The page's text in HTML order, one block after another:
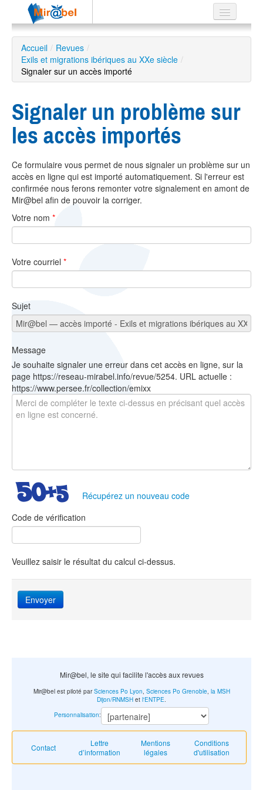
Le réseau
Soutien
Listes
Recherche
EN
ES
Accueil / Revues /
Exils et migrations ibériques au XXe siècle /
Signaler sur un accès importé
Signaler un problème sur
les accès importés
Ce formulaire vous permet de nous signaler un problème sur un
accès en ligne qui est importé automatiquement. Si l'erreur est
confirmée nous ferons remonter votre signalement en amont de
Mir@bel afin de pouvoir la corriger.
Votre nom *
Votre courriel *
Sujet
Message
Je souhaite signaler une erreur dans cet accès en ligne, sur la
page https://reseau-mirabel.info/revue/5254. URL actuelle :
https://www.persee.fr/collection/emixx
Récupérez un nouveau code
Code de vérification
Veuillez saisir le résultat du calcul ci-dessus.
Envoyer
Mir@bel, le site qui facilite l'accès aux revues
Contact
Lettre
d’information
Mentions
légales
Conditions
d'utilisation
Mir@bel est piloté parSciences Po Lyon Sciences Po Grenoble, la MSH
Dijon/RNMSH et l'ENTPE
Personnalisation: